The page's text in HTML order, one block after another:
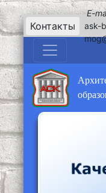
Контакты
E-
ask-